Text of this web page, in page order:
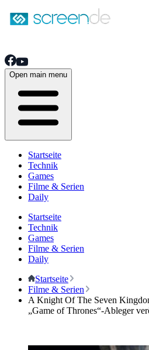
Open main menu
Startseite
Technik
Games
Filme & Serien
Daily
Startseite
Technik
Games
Filme & Serien
Daily
Startseite
Filme & Serien
A Knight Of The Seven
„Game of Thrones“-Ableger